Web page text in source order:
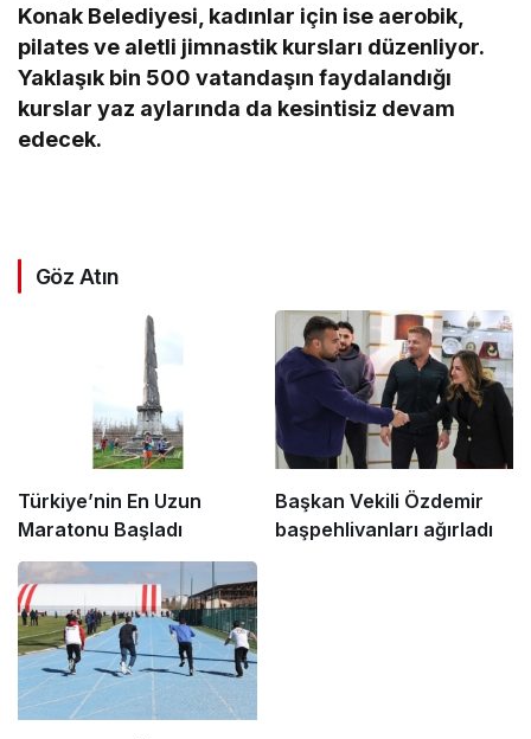
Konak Belediyesi, kadınlar için ise aerobik,
pilates ve aletli jimnastik kursları düzenliyor.
Yaklaşık bin 500 vatandaşın faydalandığı
kurslar yaz aylarında da kesintisiz devam
edecek.
Göz Atın
Türkiye’nin En Uzun
Maratonu Başladı
Başkan Vekili Özdemir
başpehlivanları ağırladı